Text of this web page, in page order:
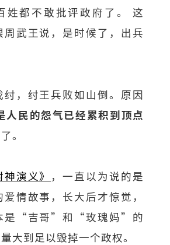
姓都不敢批评政府了。 这
周武王说，是时候了，出兵
纣，纣王兵败如山倒。原因
人民的怨气已经累积到顶点
。
神演义》 ，一直以为说的是
情故事，长大后才惊觉，
是“吉哥”和“玫瑰妈”的
大到足以毁掉一个政权。